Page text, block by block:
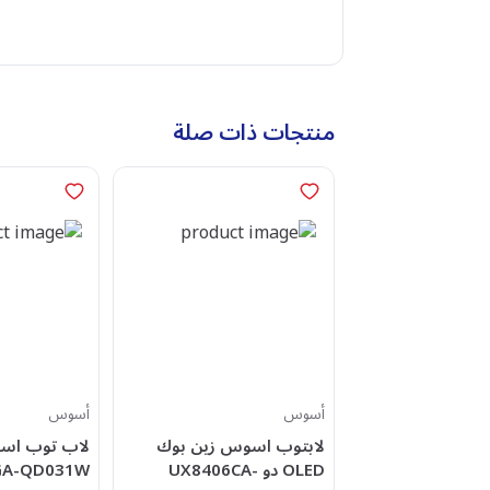
منتجات ذات صلة
أسوس
لابتوب اسوس زين بوك
OLED دو UX8406CA-
أسوس